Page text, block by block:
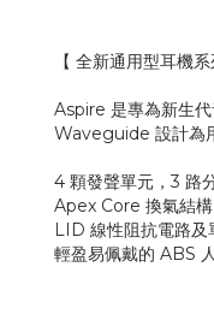
【 全新通用型耳機
Aspire 是專為新生
Waveguide 設計為
4 顆發聲單元，3 路
Apex Core 換氣結構
LID 線性阻抗電路及
輕盈易佩戴的 ABS